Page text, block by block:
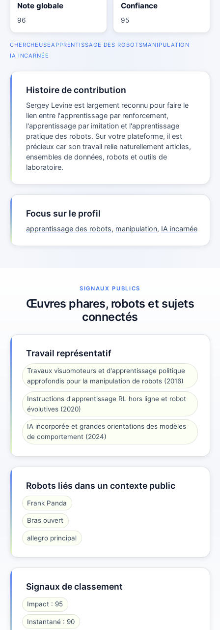
Note globale
96
Confiance
95
CHERCHEUSEAPPRENTISSAGE DES ROBOTSMANIPULATION
IA INCARNÉE
Histoire de contribution
Sergey Levine est largement reconnu pour faire le
lien entre l'apprentissage par renforcement,
l'apprentissage par imitation et l'apprentissage
pratique des robots. Sur votre plateforme, il est
précieux car son travail relie naturellement articles,
ensembles de données, robots et outils de
laboratoire.
Focus sur le profil
apprentissage des robots, manipulation, IA incarnée
SIGNAUX PUBLICS
Œuvres phares, robots et sujets
connectés
Travail représentatif
Travaux visuomoteurs et d'apprentissage politique
approfondis pour la manipulation de robots (2016)
Instructions d'apprentissage RL hors ligne et robot
évolutives (2020)
IA incorporée et grandes orientations des modèles
de comportement (2024)
Robots liés dans un contexte public
Frank Panda
Bras ouvert
allegro principal
Signaux de classement
Impact : 95
Instantané : 90